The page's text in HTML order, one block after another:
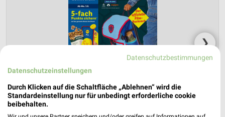
❯
Datenschutzbestimmungen
Datenschutzeinstellungen
Durch Klicken auf die Schaltfläche „Ablehnen“ wird die
Standardeinstellung nur für unbedingt erforderliche cookie
beibehalten.